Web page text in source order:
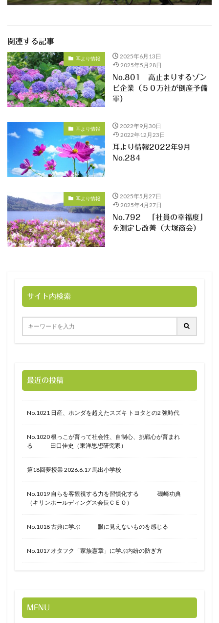
関連する記事
耳より情報
2025年6月13日
2025年5月28日
No.801 高止まりするゾン
ビ企業（５０万社が倒産予備
軍）
耳より情報
2022年9月30日
2022年12月23日
耳より情報2022年9月
No.284
耳より情報
2025年5月27日
2025年4月27日
No.792 「社員の幸福度」
を測定し改善（大塚商会）
サイト内検索
最近の投稿
No.1021 日産、ホンダを超えたスズキ トヨタとの2 強時代
No.1020 根っこが育って社会性、自制心、挑戦心が育まれ
る 田口佳史（東洋思想研究家）
第18回夢授業 2026.6.17 馬出小学校
No.1019 自らを客観視する力を習慣化する 磯崎功典
（キリンホールディングス会長ＣＥＯ）
No.1018 古典に学ぶ 眼に見えないものを感じる
No.1017 オタフク「家族憲章」に学ぶ内紛の防ぎ方
MENU